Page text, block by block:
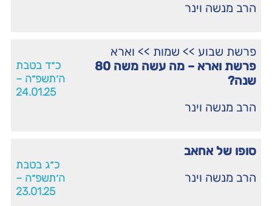
הרב מנשה וינר
פרשת שבוע >> שמות >> וארא
פרשת וארא – מה עשה משה 80
שנה?
הרב מנשה וינר
כ״ד בטבת
ה׳תשפ״ה –
24.01.25
סופו של אחאב
הרב מנשה וינר
כ״ג בטבת
ה׳תשפ״ה –
23.01.25